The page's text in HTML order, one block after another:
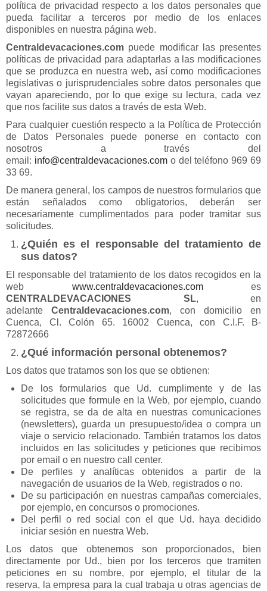
política de privacidad respecto a los datos personales que
pueda facilitar a terceros por medio de los enlaces
disponibles en nuestra página web.
Centraldevacaciones.com puede modificar las presentes
políticas de privacidad para adaptarlas a las modificaciones
que se produzca en nuestra web, así como modificaciones
legislativas o jurisprudenciales sobre datos personales que
vayan apareciendo, por lo que exige su lectura, cada vez
que nos facilite sus datos a través de esta Web.
Para cualquier cuestión respecto a la Política de Protección
de Datos Personales puede ponerse en contacto con
nosotros a través del
email: info@centraldevacaciones.como del teléfono 969 69
33 69.
De manera general, los campos de nuestros formularios que
están señalados como obligatorios, deberán ser
necesariamente cumplimentados para poder tramitar sus
solicitudes.
¿Quién es el responsable del tratamiento de
sus datos?
El responsable del tratamiento de los datos recogidos en la
web www.centraldevacaciones.comes
CENTRALDEVACACIONES SL, en
adelante Centraldevacaciones.com, con domicilio en
Cuenca, Cl. Colón 65. 16002 Cuenca, con C.I.F. B-
72872666
¿Qué información personal obtenemos?
Los datos que tratamos son los que se obtienen:
De los formularios que Ud. cumplimente y de las
solicitudes que formule en la Web, por ejemplo, cuando
se registra, se da de alta en nuestras comunicaciones
(newsletters), guarda un presupuesto/idea o compra un
viaje o servicio relacionado. También tratamos los datos
incluidos en las solicitudes y peticiones que recibimos
por email o en nuestro call center.
De perfiles y analíticas obtenidos a partir de la
navegación de usuarios de la Web, registrados o no.
De su participación en nuestras campañas comerciales,
por ejemplo, en concursos o promociones.
Del perfil o red social con el que Ud. haya decidido
iniciar sesión en nuestra Web.
Los datos que obtenemos son proporcionados, bien
directamente por Ud., bien por los terceros que tramiten
peticiones en su nombre, por ejemplo, el titular de la
reserva, la empresa para la cual trabaja u otras agencias de